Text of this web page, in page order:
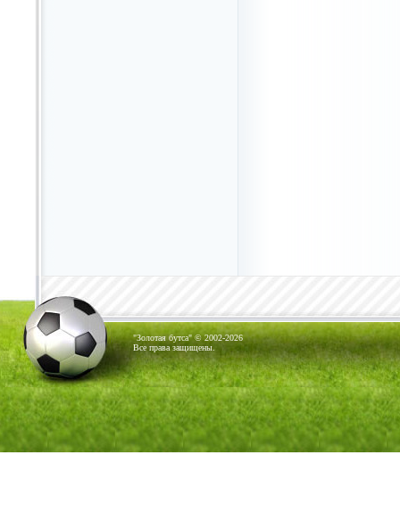
"Золотая бутса" © 2002-2026
Все права защищены.